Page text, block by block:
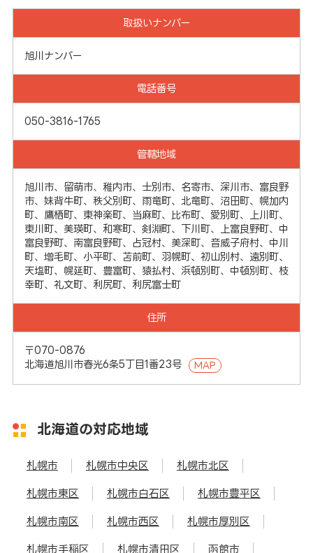
取扱いナンバー
旭川ナンバー
電話番号
050-3816-1765
管轄地域
旭川市、留萌市、稚内市、士別市、名寄市、深川市、富良野
市、妹背牛町、秩父別町、雨竜町、北竜町、沼田町、幌加内
町、鷹栖町、東神楽町、当麻町、比布町、愛別町、上川町、
東川町、美瑛町、和寒町、剣淵町、下川町、上富良野町、中
富良野町、南富良野町、占冠村、美深町、音威子府村、中川
町、増毛町、小平町、苫前町、羽幌町、初山別村、遠別町、
天塩町、幌延町、豊富町、猿払村、浜頓別町、中頓別町、枝
幸町、礼文町、利尻町、利尻富士町
住所
〒070-0876
北海道旭川市春光6条5丁目1番23号
MAP
北海道の対応地域
札幌市 札幌市中央区 札幌市北区
札幌市東区 札幌市白石区 札幌市豊平区
札幌市南区 札幌市西区 札幌市厚別区
札幌市手稲区 札幌市清田区 函館市